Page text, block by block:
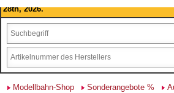
28th, 2026.
Modellbahn-Shop Sonderangebote %